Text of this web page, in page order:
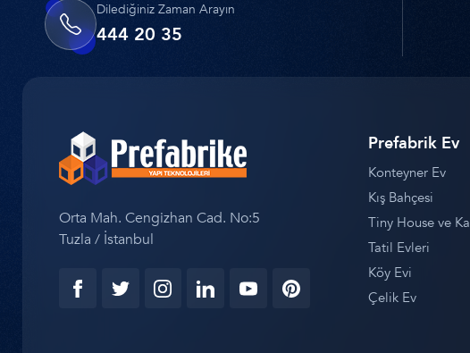
Dilediğiniz Zaman Arayın
444 20 35
Orta Mah. Cengizhan Cad. No:5
Tuzla / İstanbul
Prefabrik Ev
Konteyner Ev
Kış Bahçesi
Tiny House ve
Tatil Evleri
Köy Evi
Çelik Ev